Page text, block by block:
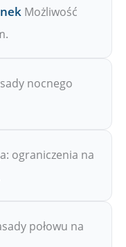
Możliwość
nocnego
ograniczenia na
połowu na